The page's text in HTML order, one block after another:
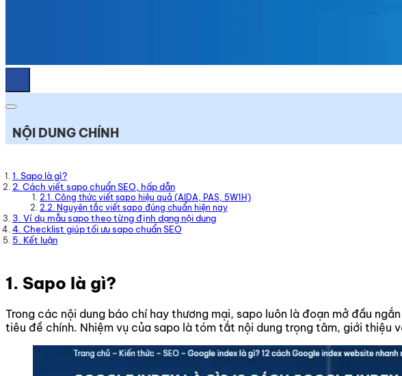
NỘI DUNG CHÍNH
1. Sapo là gì?
2. Cách viết sapo chuẩn SEO, hấp dẫn
2.1. Công thức viết sapo hiệu quả (AIDA, PAS, 5W1H)
2.2. Nguyên tắc viết sapo đúng chuẩn hiện nay
3. Ví dụ mẫu sapo theo từng định dạng nội dung
4. Checklist giúp tối ưu sapo chuẩn SEO
5. Kết luận
1. Sapo là gì?
Trong các nội dung báo chí hay thương mại, sapo luôn là đoạn mở đầu
tiêu đề chính. Nhiệm vụ của sapo là tóm tắt nội dung trọng tâm, giới